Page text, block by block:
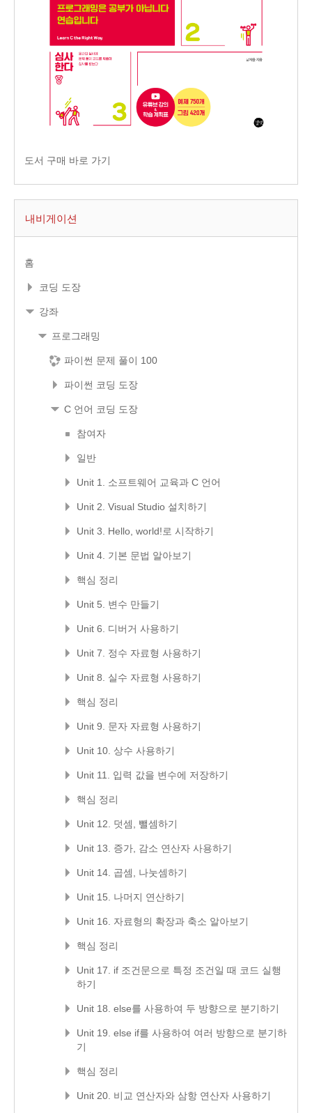
도서 구매 바로 가기
내비게이션
홈
코딩 도장
강좌
프로그래밍
파이썬 문제 풀이 100
파이썬 코딩 도장
C 언어 코딩 도장
참여자
일반
Unit 1. 소프트웨어 교육과 C 언어
Unit 2. Visual Studio 설치하기
Unit 3. Hello, world!로 시작하기
Unit 4. 기본 문법 알아보기
핵심 정리
Unit 5. 변수 만들기
Unit 6. 디버거 사용하기
Unit 7. 정수 자료형 사용하기
Unit 8. 실수 자료형 사용하기
핵심 정리
Unit 9. 문자 자료형 사용하기
Unit 10. 상수 사용하기
Unit 11. 입력 값을 변수에 저장하기
핵심 정리
Unit 12. 덧셈, 뺄셈하기
Unit 13. 증가, 감소 연산자 사용하기
Unit 14. 곱셈, 나눗셈하기
Unit 15. 나머지 연산하기
Unit 16. 자료형의 확장과 축소 알아보기
핵심 정리
Unit 17. if 조건문으로 특정 조건일 때 코드 실행
하기
Unit 18. else를 사용하여 두 방향으로 분기하기
Unit 19. else if를 사용하여 여러 방향으로 분기하
기
핵심 정리
Unit 20. 비교 연산자와 삼항 연산자 사용하기